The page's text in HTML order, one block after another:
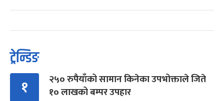
ट्रेन्डिङ
१
२५० रुपैयाँको सामान किनेका उपभोक्ताले जिते
१० लाखको बम्पर उपहार